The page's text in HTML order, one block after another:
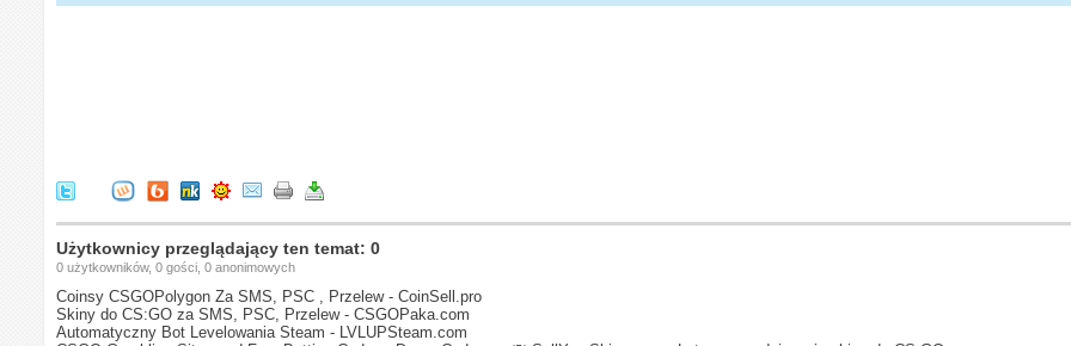
Użytkownicy przeglądający ten temat: 0
0 użytkowników, 0 gości, 0 anonimowych
Coinsy CSGOPolygon Za SMS, PSC , Przelew - CoinSell.pro
Skiny do CS:GO za SMS, PSC, Przelew - CSGOPaka.com
Automatyczny Bot Levelowania Steam - LVLUPSteam.com